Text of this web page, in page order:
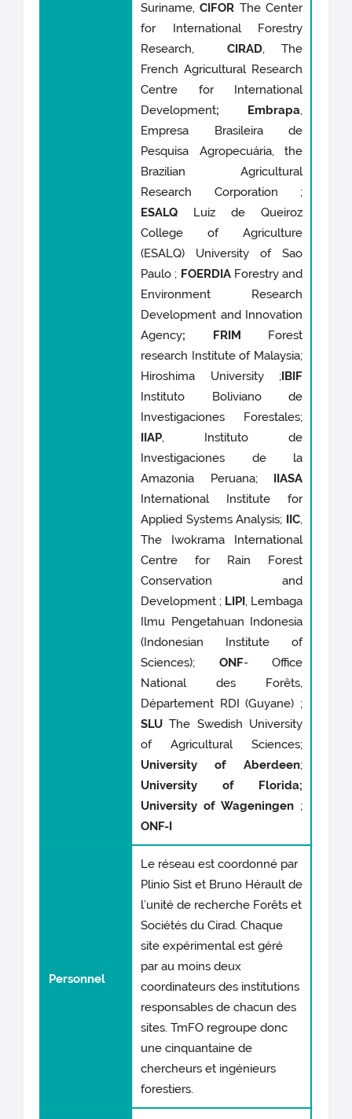
Suriname,CIFOR The Center
for International Forestry
Research,CIRAD, The
French Agricultural Research
Centre for International
Development; Embrapa,
Empresa Brasileira de
Pesquisa Agropecuária, the
Brazilian Agricultural
Research Corporation ;
ESALQ Luiz de Queiroz
College of Agriculture
(ESALQ) University of Sao
Paulo ; FOERDIA Forestry and
Environment Research
Development and Innovation
Agency; FRIM Forest
research Institute of Malaysia;
Hiroshima University ;IBIF
Instituto Boliviano de
Investigaciones Forestales;
IIAP, Instituto de
Investigaciones de la
Amazonia Peruana; IIASA
International Institute for
Applied Systems Analysis; IIC,
The Iwokrama International
Centre for Rain Forest
Conservation and
Development ; LIPI, Lembaga
Ilmu Pengetahuan Indonesia
(Indonesian Institute of
Sciences); ONF- Office
National des Forêts,
Département RDI (Guyane) ;
SLUThe Swedish University
of Agricultural Sciences;
University of Aberdeen;
University of Florida;
University of Wageningen ;
ONF-I
Personnel
Le réseau est coordonné par
Plinio Sist et Bruno Hérault de
l’unité de recherche Forêts et
Sociétés du Cirad. Chaque
site expérimental est géré
par au moins deux
coordinateurs des institutions
responsables de chacun des
sites. TmFO regroupe donc
une cinquantaine de
chercheurs et ingénieurs
forestiers.